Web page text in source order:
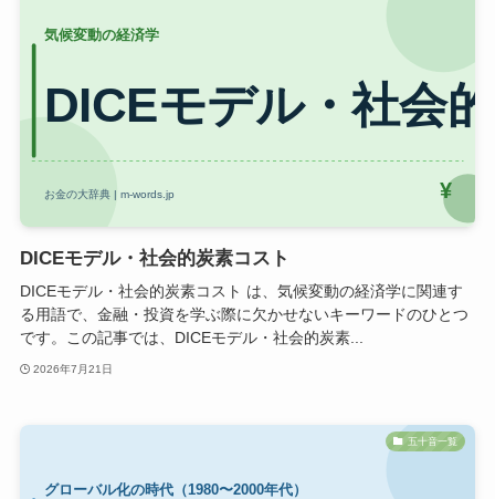
DICEモデル・社会的炭素コスト
DICEモデル・社会的炭素コスト は、気候変動の経済学に関連す
る用語で、金融・投資を学ぶ際に欠かせないキーワードのひとつ
です。この記事では、DICEモデル・社会的炭素...
2026年7月21日
五十音一覧